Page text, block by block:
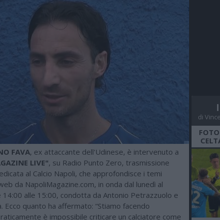
FAVA, ex attaccante dell'Udinese, è intervenuto a
LIVE", su Radio Punto Zero, trasmissione
al Calcio Napoli, che approfondisce i temi
da NapoliMagazine.com, in onda dal lunedì al
14:00 alle 15:00, condotta da Antonio Petrazzuolo e
Ecco quanto ha affermato: “Stiamo facendo
è impossibile criticare un calciatore come
di